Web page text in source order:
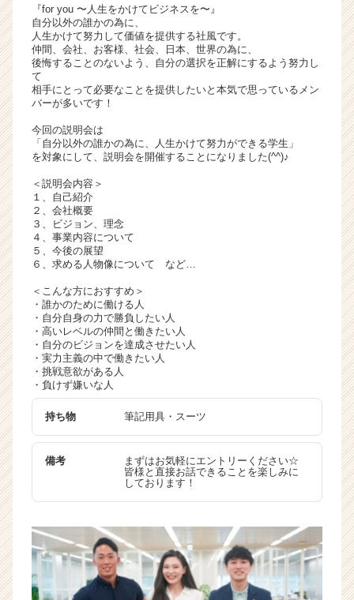
e
r
C
a
e
『for you 〜人生をかけてビジネスを〜』
自分以外の誰かの為に、
人生かけて努力して価値を提供する社風です。
仲間、会社、お客様、社会、日本、世界の為に、
後悔することのないよう、自分の選択を正解にするよう努力し
て
相手にとって必要なことを提供したいと本気で思っているメン
バーが多いです！
今回の説明会は
「自分以外の誰かの為に、人生かけて努力ができる学生」
を対象にして、説明会を開催することになりました(^^)♪
＜説明会内容＞
１、自己紹介
２、会社概要
３、ビジョン、理念
４、事業内容について
５、今後の展望
６、求める人物像について など…
＜こんな方におすすめ＞
・誰かのために働ける人
・自分自身の力で勝負したい人
・高いレベルの仲間と働きたい人
・自分のビジョンを達成させたい人
・実力主義の中で働きたい人
・挑戦意欲がある人
・負けず嫌いな人
持ち物 筆記用具・スーツ
備考
まずはお気軽にエントリーください☆
皆様と直接お話できることを楽しみに
しております！